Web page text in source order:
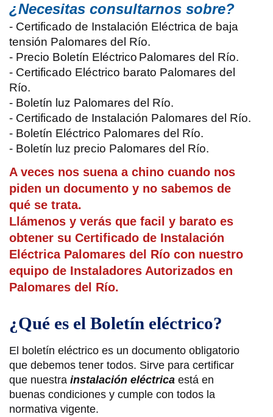
¿Necesitas consultarnos sobre?
- Certificado de Instalación Eléctrica de baja
tensión Palomares del Río.
- Precio Boletín Eléctrico Palomares del Río.
- Certificado Eléctrico barato Palomares del
Río.
- Boletín luz Palomares del Río.
- Certificado de Instalación Palomares del Río.
- Boletín Eléctrico Palomares del Río.
- Boletín luz precio Palomares del Río.
A veces nos suena a chino cuando nos
piden un documento y no sabemos de
qué se trata.
Llámenos y verás que facil y barato es
obtener su Certificado de Instalación
Eléctrica Palomares del Río con nuestro
equipo de Instaladores Autorizados en
Palomares del Río.
¿Qué es el Boletín eléctrico?
El boletín eléctrico es un documento obligatorio
que debemos tener todos. Sirve para certificar
que nuestra instalación eléctrica está en
buenas condiciones y cumple con todos la
normativa vigente.